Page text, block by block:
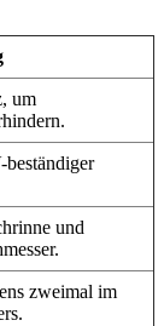
um
und
zweimal im